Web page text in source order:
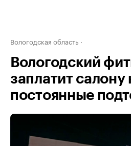
Вологодская область
Вологодский
заплатит салону
постоянные